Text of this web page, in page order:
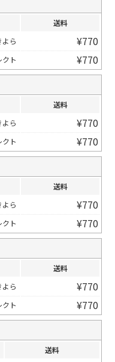
送料
ら
¥770
クト ¥770
送料
ら
¥770
クト ¥770
送料
ら
¥770
クト ¥770
送料
ら
¥770
クト ¥770
送料